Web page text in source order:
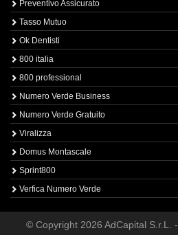
Preventivo Assicurato
Tasso Mutuo
Ok Dentisti
800 italia
800 professional
Numero Verde Business
Numero Verde Gratuito
Viralizza
Domus Montascale
Sprint800
Verfica Numero Verde
© Copyright 2026 AdCapital S.r.L.